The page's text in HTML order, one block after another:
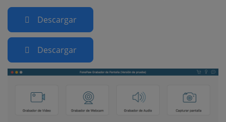
Descargar
Descargar